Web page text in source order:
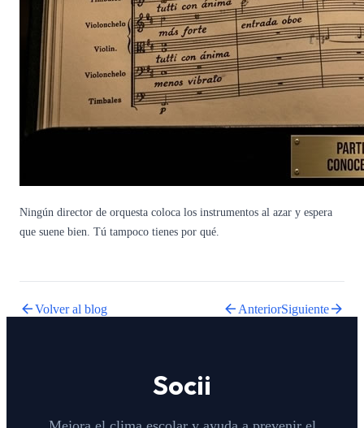
Ningún director de orquesta coloca los instrumentos al azar y espera
que suene bien. Tú tampoco tienes por qué.
arrow_backVolver al blog arrow_back AnteriorSiguientearrow_forward
Socii